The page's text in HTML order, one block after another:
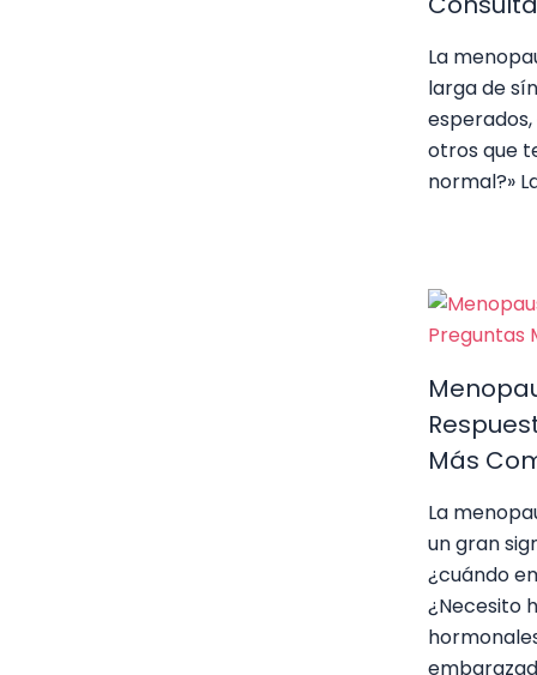
La
larga de
otros que
normal?»
Más
La
un gran
¿cuándo
¿Necesito